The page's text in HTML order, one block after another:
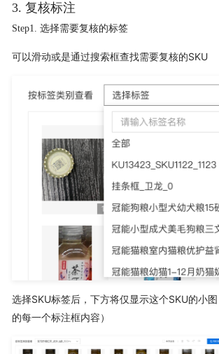
3. 复核标注
Step1. 选择需要复核的标签
可以滑动或是通过搜索框查找需要复核的SKU
选择SKU标签后，下方将仅显示这个SKU的小
的每一个标注框内容）